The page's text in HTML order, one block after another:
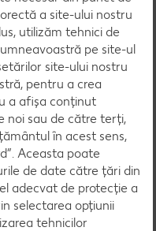
an de activitate,
angajat în parte
necesară pentru
o mare familie.
a site-ului nostru
utilizăm tehnici de
pe site-ul
site-ului nostru
pentru a crea
a afișa conținut
noi sau de către terți,
în acest sens,
Aceasta poate
de date către țări din
adecvat de protecție a
selectarea opțiunii
tehnicilor